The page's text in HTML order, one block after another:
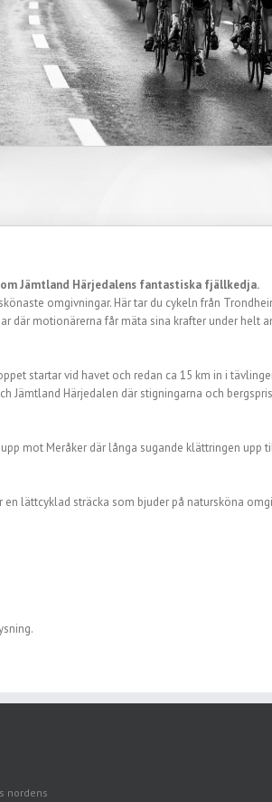
Jämtland Härjedalens fantastiska fjällkedja.
omgivningar. Här tar du cykeln från
där motionärerna får mäta sina krafter under
startar vid havet och redan ca 15 km in i
Jämtland Härjedalen där stigningarna och
mot Meråker där långa sugande klättringen
lättcyklad sträcka som bjuder på natursköna
nordens